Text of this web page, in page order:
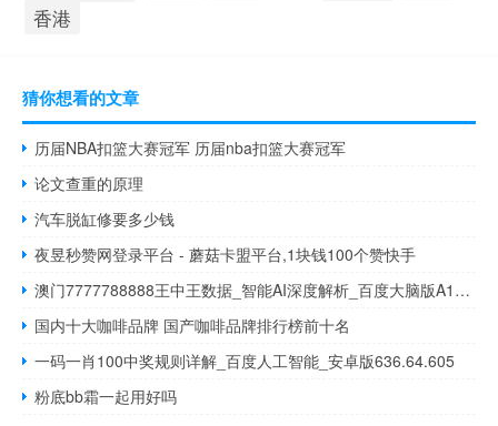
香港
猜你想看的文章
历届NBA扣篮大赛冠军 历届nba扣篮大赛冠军
论文查重的原理
汽车脱缸修要多少钱
夜昱秒赞网登录平台 - 蘑菇卡盟平台,1块钱100个赞快手
澳门7777788888王中王数据_智能AI深度解析_百度大脑版A12.31.968
国内十大咖啡品牌 国产咖啡品牌排行榜前十名
一码一肖100中奖规则详解_百度人工智能_安卓版636.64.605
粉底bb霜一起用好吗